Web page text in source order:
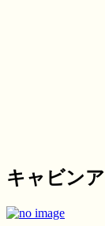
キャビン